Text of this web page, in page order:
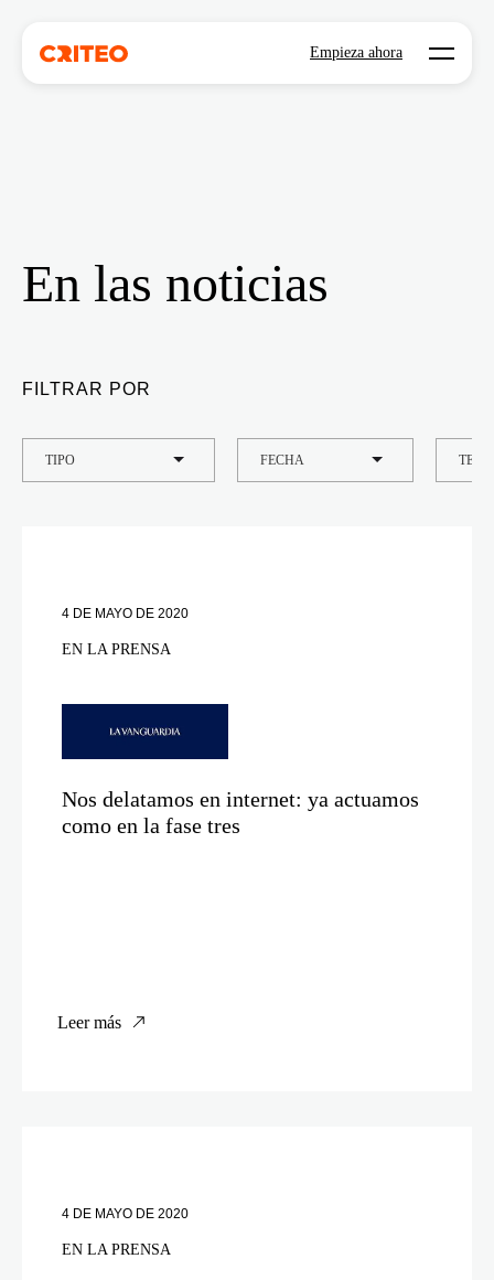
Empieza ahora Open
En las noticias
FILTRAR POR
TIPO FECHA TEMA
4 DE MAYO DE 2020
EN LA PRENSA
Nos delatamos en internet: ya actuamos
como en la fase tres
Leer más
4 DE MAYO DE 2020
EN LA PRENSA